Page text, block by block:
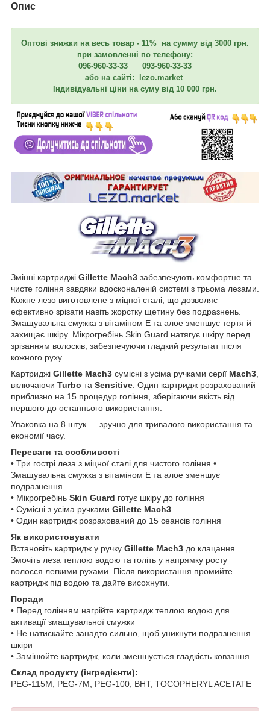
Опис
Оптові знижки на весь товар - 11% на сумму від 3000 грн.
при замовленні по телефону:
096-960-33-33 093-960-33-33
або на сайті: lezo.market
Індивідуальні ціни на суму від 10 000 грн.
Змінні картриджі Gillette Mach3 забезпечують комфортне та
чисте гоління завдяки вдосконаленій системі з трьома лезами.
Кожне лезо виготовлене з міцної сталі, що дозволяє
ефективно зрізати навіть жорстку щетину без подразнень.
Змащувальна смужка з вітаміном E та алое зменшує тертя й
захищає шкіру. Мікрогребінь Skin Guard натягує шкіру перед
зрізанням волосків, забезпечуючи гладкий результат після
кожного руху.
Картриджі Gillette Mach3 сумісні з усіма ручками серії Mach3
включаючи Turbo та Sensitive . Один картридж розрахований
приблизно на 15 процедур гоління, зберігаючи якість від
першого до останнього використання.
Упаковка на 8 штук — зручно для тривалого використання та
економії часу.
Переваги та особливості
• Три гострі леза з міцної сталі для чистого гоління •
Змащувальна смужка з вітаміном E та алое зменшує
подразнення
• Мікрогребінь Skin Guard готує шкіру до гоління
• Сумісні з усіма ручками Gillette Mach3
• Один картридж розрахований до 15 сеансів гоління
Як використовувати
Встановіть картридж у ручку Gillette Mach3 до клацання.
Змочіть леза теплою водою та голіть у напрямку росту
волосся легкими рухами. Після використання промийте
картридж під водою та дайте висохнути.
Поради
• Перед голінням нагрійте картридж теплою водою для
активації змащувальної смужки
• Не натискайте занадто сильно, щоб уникнути подразнення
шкіри
• Замінюйте картридж, коли зменшується гладкість ковзання
Склад продукту (інгредієнти):
PEG-115M, PEG-7M, PEG-100, BHT, TOCOPHERYL ACETATE